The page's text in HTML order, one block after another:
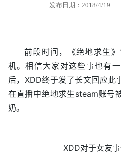
发布日期：2018/4/19
前段时间，《绝地求生
机。相信大家对这些事也有
后，XDD终于发了长文回应此
在直播中绝地求生steam账号
奶。
XDD对于女友